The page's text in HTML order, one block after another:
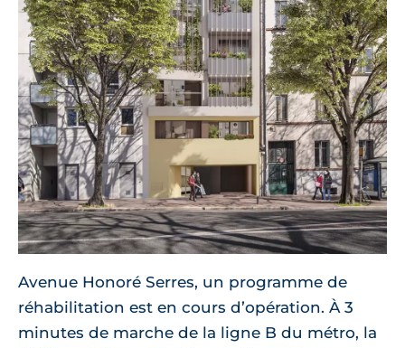
Avenue Honoré Serres, un programme de
réhabilitation est en cours d’opération. À 3
minutes de marche de la ligne B du métro, la